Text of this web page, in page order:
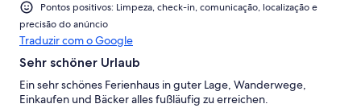
Pontos positivos: Limpeza, check-in, comunicação, localização e
precisão do anúncio
Traduzir com o Google
Sehr schöner Urlaub
Ein sehr schönes Ferienhaus in guter Lage, Wanderwege,
Einkaufen und Bäcker alles fußläufig zu erreichen.